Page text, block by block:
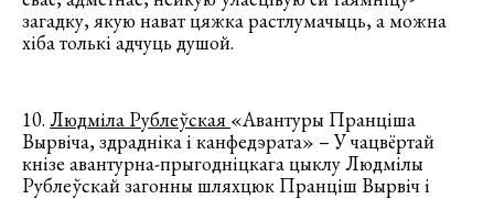
загадку, якую нават цяжка растлумачыць, а можна
хіба толькі адчуць душой.
10. Людміла Рублеўская «Авантуры Пранціша
Вырвіча, здрадніка і канфедэрата» – У чацвёртай
кнізе авантурна-прыгодніцкага цыклу Людмілы
Рублеўскай загонны шляхцюк Пранціш Вырвіч і